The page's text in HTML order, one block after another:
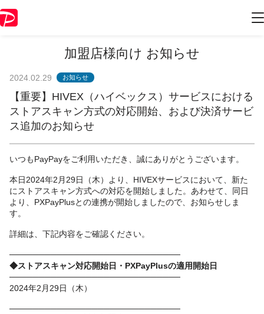
加盟店様向け お知らせ
2024.02.29 お知らせ
【重要】HIVEX（ハイベックス）サービスにおける
ストアスキャン方式の対応開始、および決済サービ
ス追加のお知らせ
いつもPayPayをご利用いただき、誠にありがとうございます。
本日2024年2月29日（木）より、HIVEXサービスにおいて、新た
にストアスキャン方式への対応を開始しました。あわせて、同日
より、PXPayPlusとの連携が開始しましたので、お知らせしま
す。
詳細は、下記内容をご確認ください。
─────────────────────────────
◆ストアスキャン対応開始日・PXPayPlusの適用開始日
─────────────────────────────
2024年2月29日（木）
─────────────────────────────